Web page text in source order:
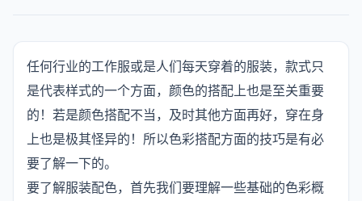
任何行业的工作服或是人们每天穿着的服装，款式只
是代表样式的一个方面，颜色的搭配上也是至关重要
的！若是颜色搭配不当，及时其他方面再好，穿在身
上也是极其怪异的！所以色彩搭配方面的技巧是有必
要了解一下的。
要了解服装配色，首先我们要理解一些基础的色彩概